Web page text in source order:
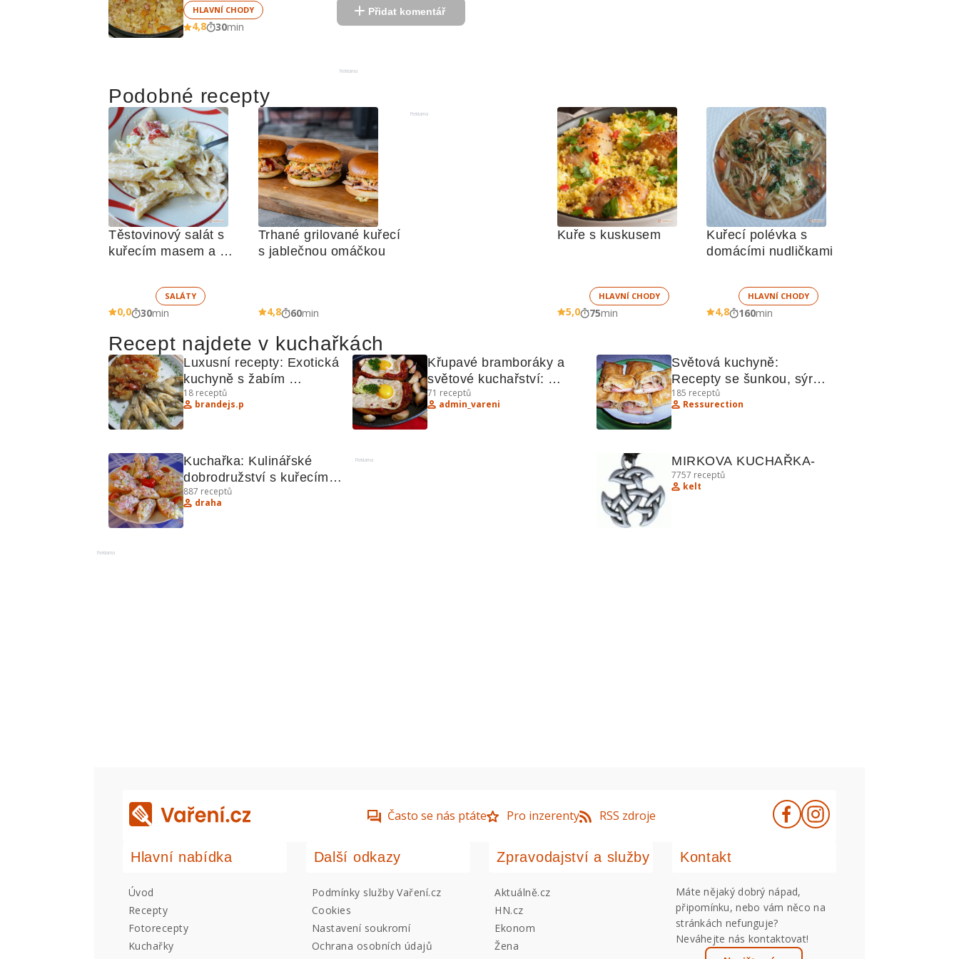
HLAVNÍ CHODY
4,8 30min
Přidat komentář
Reklama
Podobné recepty
Těstovinový salát s
kuřecím masem a
SALÁTY
0,0 30min
Trhané grilované kuřecí
s jablečnou omáčkou
4,8 60min
Reklama
Kuře s kuskusem
HLAVNÍ CHODY
5,0 75min
Kuřecí polévka s
domácími nudličkami
HLAVNÍ CHODY
4,8 160min
Recept najdete v kuchařkách
Luxusní recepty: Exotická
kuchyně s žabím
stehýnkem, krevetovým
salátem a dalšími
18 receptů
brandejs.p
Křupavé bramboráky a
světové kuchařství:
Recepty z Řecka a Itálie
71 receptů
admin_vareni
Světová kuchyně:
Recepty se šunkou, sýrem
a špagetami
185 receptů
Ressurection
Kuchařka: Kulinářské
dobrodružství s kuřecím,
tuňákem a zeleninou
887 receptů
draha
Reklama MIRKOVA KUCHAŘKA-
7757 receptů
kelt
Reklama
Často se nás ptáte Pro inzerenty RSS zdroje
Hlavní nabídka
Úvod
Recepty
Fotorecepty
Kuchařky
Další odkazy
Podmínky služby Vaření.cz
Cookies
Nastavení soukromí
Ochrana osobních údajů
Zpravodajství a služby
Aktuálně.cz
HN.cz
Ekonom
Žena
Kontakt
Máte nějaký dobrý nápad,
připomínku, nebo vám něco na
stránkách nefunguje?
Neváhejte nás kontaktovat!